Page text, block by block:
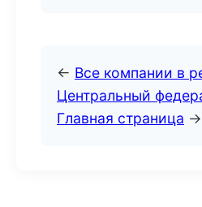
← Все компании в
Центральный
Главная страница →